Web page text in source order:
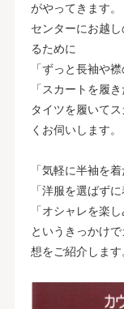
がやってきます。
センターにお越
るために
「ずっと長袖や
「スカートを履
タイツを履いて
くお伺いします。
「気軽に半袖を着
「洋服を選ばず
「オシャレを楽し
というきっかけ
想をご紹介します